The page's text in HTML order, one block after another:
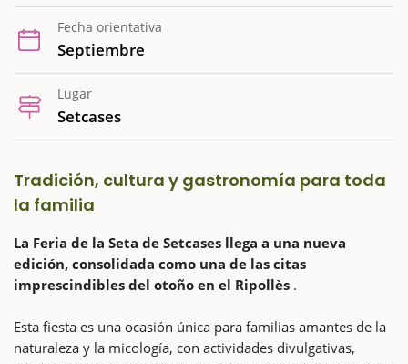
Fecha orientativa
Septiembre
Lugar
Setcases
Tradición, cultura y gastronomía para toda
la familia
La Feria de la Seta de Setcases llega a una nueva
edición, consolidada como una de las citas
imprescindibles del otoño en el Ripollès .
Esta fiesta es una ocasión única para familias amantes de la
naturaleza y la micología, con actividades divulgativas,